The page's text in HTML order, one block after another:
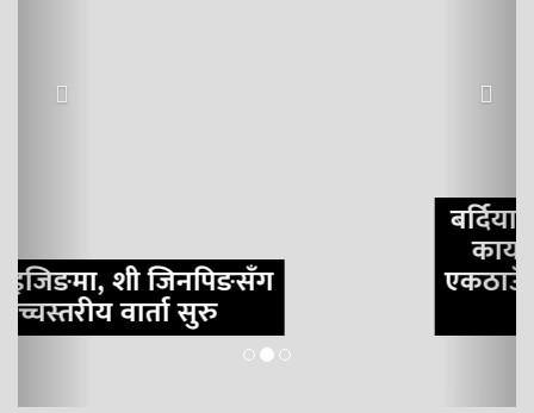
कार्यालयको सूचना विरुद्ध
एकठाउँमा: ‘पहिचान नगरी बस्ती